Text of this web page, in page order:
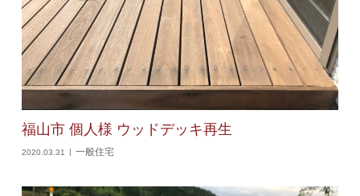
福山市 個人様 ウッドデッキ再生
2020.03.31 一般住宅